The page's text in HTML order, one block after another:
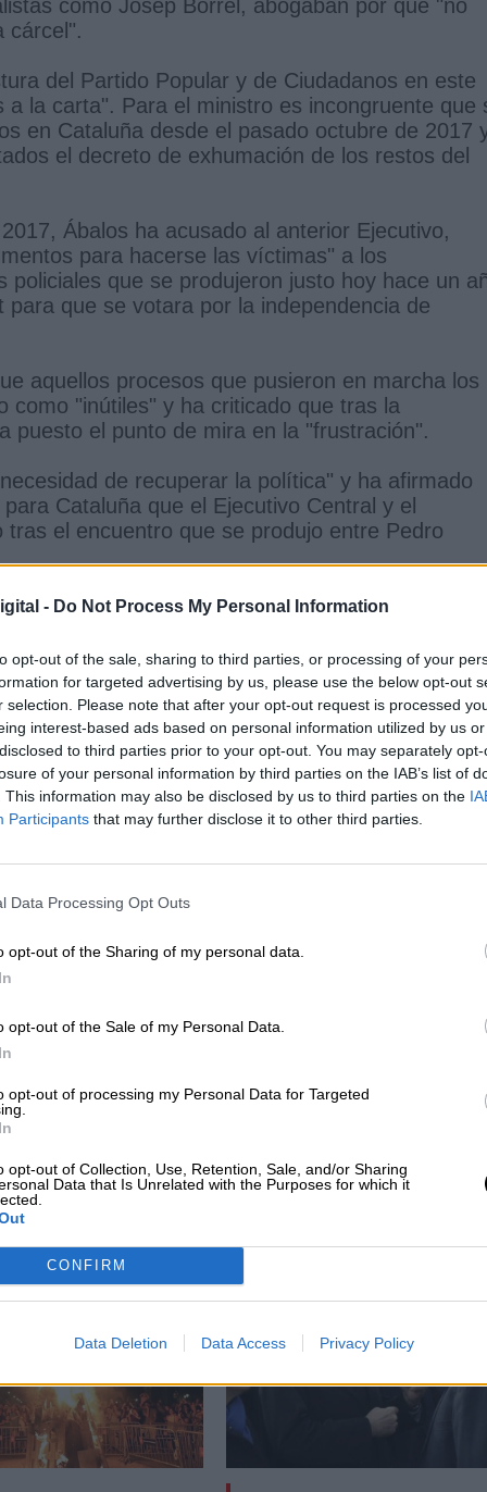
- Do Not Process My Personal Information
opt-out of the sale, sharing to third parties, or processing of your
for targeted advertising by us, please use the below opt-out
selection. Please note that after your opt-out request is processed
interest-based ads based on personal information utilized by us
to third parties prior to your opt-out. You may separately
of your personal information by third parties on the IAB’s list of
This information may also be disclosed by us to third parties on the
Participants that may further disclose it to other third parties.
Data Processing Opt Outs
opt-out of the Sharing of my personal data.
opt-out of the Sale of my Personal Data.
opt-out of processing my Personal Data for Targeted
opt-out of Collection, Use, Retention, Sale, and/or Sharing
Data that Is Unrelated with the Purposes for which it
CONFIRM
Data Deletion Data Access Privacy Policy
como Josep Borrel, abogaban por que "no
cárcel".
del Partido Popular y de Ciudadanos en este
la carta". Para el ministro es incongruente que
en Cataluña desde el pasado octubre de 2017
el decreto de exhumación de los restos del
Ábalos ha acusado al anterior Ejecutivo,
para hacerse las víctimas" a los
policiales que se produjeron justo hoy hace un
que se votara por la independencia de
aquellos procesos que pusieron en marcha los
como "inútiles" y ha criticado que tras la
puesto el punto de mira en la "frustración".
de recuperar la política" y ha afirmado
Cataluña que el Ejecutivo Central y el
el encuentro que se produjo entre Pedro
propio ministro se reunió la semana pasada con
la Generalitat para abordar temas relacionados
que "la reunión fue muy satisfactoria. Y
no están en un proceso nacionalista más
RELACIONADAS
afrontar los retos del futuro"